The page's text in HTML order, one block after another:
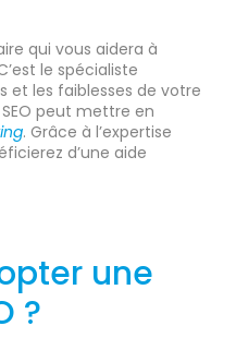
qui vous aidera à
le spécialiste
et les faiblesses de votre
peut mettre en
. Grâce à l’expertise
d’une aide
une
?